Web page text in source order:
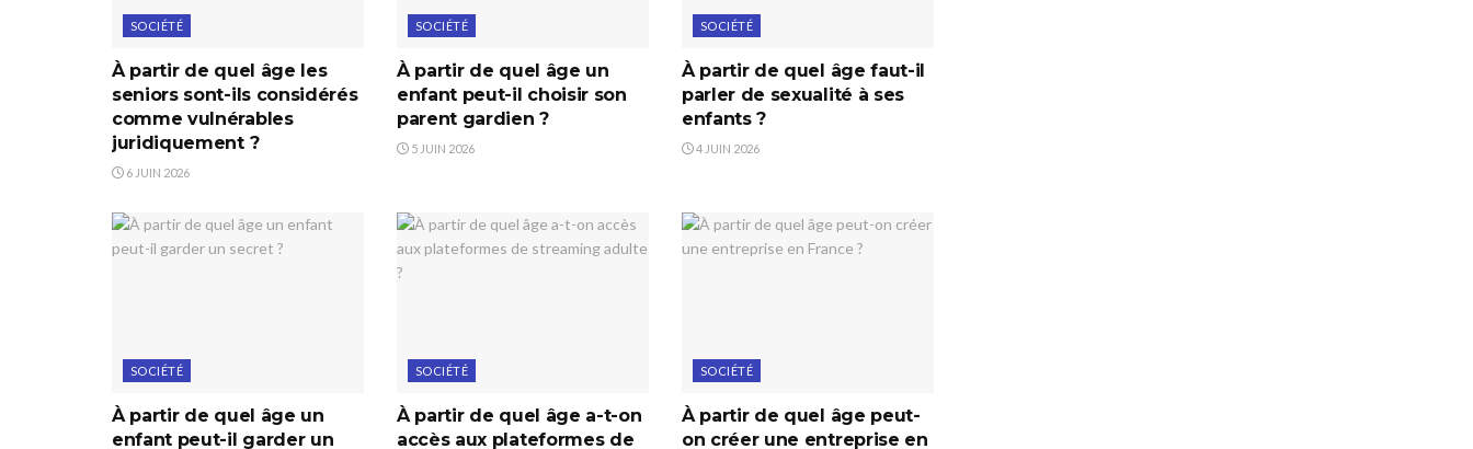
SOCIÉTÉ
À partir de quel âge les
seniors sont-ils considérés
comme vulnérables
juridiquement ?
6 JUIN 2026
SOCIÉTÉ
À partir de quel âge un
enfant peut-il choisir son
parent gardien ?
5 JUIN 2026
SOCIÉTÉ
À partir de quel âge faut-il
parler de sexualité à ses
enfants ?
4 JUIN 2026
SOCIÉTÉ
À partir de quel âge un
enfant peut-il garder un
SOCIÉTÉ
À partir de quel âge a-t-on
accès aux plateformes de
SOCIÉTÉ
À partir de quel âge peut-
on créer une entreprise en